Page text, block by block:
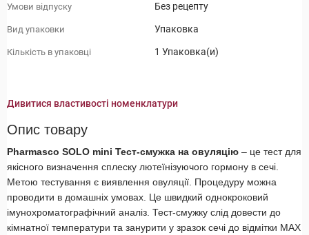
Умови відпуску Без рецепту
Вид упаковки Упаковка
Кількість в упаковці 1 Упаковка(и)
Дивитися властивості номенклатури
Опис товару
Pharmasco SOLO mini Тест-смужка на овуляцію – це тест для
якісного визначення сплеску лютеїнізуючого гормону в сечі.
Метою тестування є виявлення овуляції. Процедуру можна
проводити в домашніх умовах. Це швидкий однокроковий
імунохроматографічний аналіз. Тест-смужку слід довести до
кімнатної температури та занурити у зразок сечі до відмітки MAX